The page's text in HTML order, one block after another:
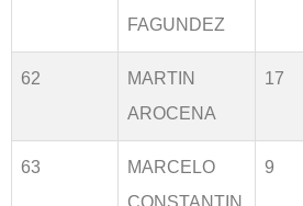
FAGUNDEZ
62
MARTIN
AROCENA
17
63
MARCELO
CONSTANTIN
9